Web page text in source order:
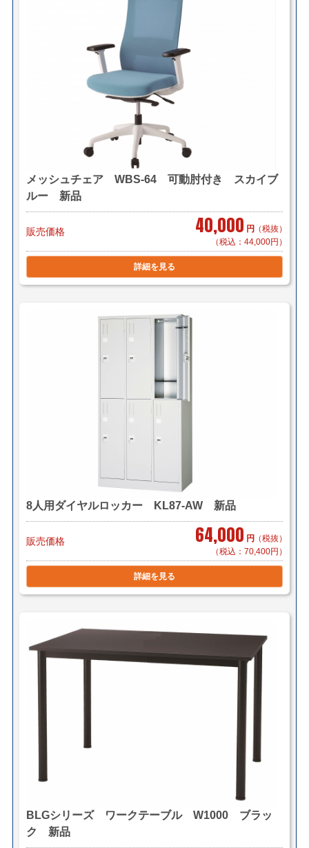
■横浜市内 1台 ￥1,100～（自社便・軒先渡し）＊要
お客様搬入・組立
1台 ￥2,200～（自社便・搬入設置/1階又
＊区により異なります。
■東京23区 1台 ￥5,500（自社便・軒先渡し）＊要お
客様搬入・組立
1台 ￥8,800（自社便・搬入設置/1階又は
＊複数（他商品含む）ご購入の場合は同梱等、最良の方
法で送料を算出させて頂きます。
＊店頭引き渡し可能です。（要事前連絡）
メッシュチェア WBS-64 可動肘付き スカイブ
ルー 新品
販売価格 40,000 円 （税抜）
（税込：44,000円）
詳細を見る
8人用ダイヤルロッカー KL87-AW 新品
販売価格 64,000 円 （税抜）
（税込：70,400円）
詳細を見る
BLGシリーズ ワークテーブル W1000 ブラッ
ク 新品